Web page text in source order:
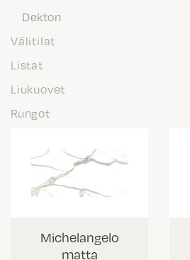
Dekton
Välitilat
Listat
Liukuovet
Rungot
Michelangelo
matta